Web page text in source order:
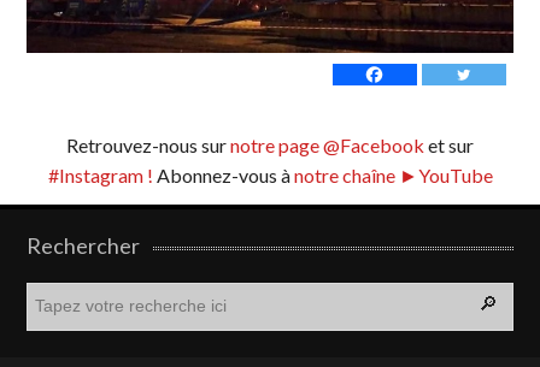
Retrouvez-nous surnotre page @Facebook et sur
#Instagram ! Abonnez-vous ànotre chaîne ►YouTube
Rechercher